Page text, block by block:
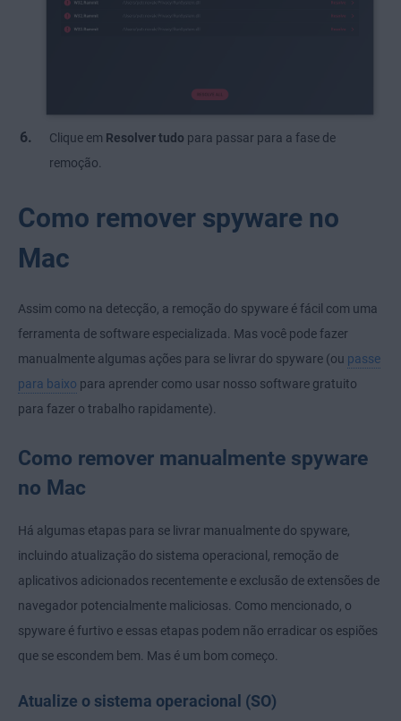
Clique em Resolver tudo para passar para a fase de
remoção.
Como remover spyware no
Mac
Assim como na detecção, a remoção do spyware é fácil com uma
ferramenta de software especializada. Mas você pode fazer
manualmente algumas ações para se livrar do spyware (ou passe
para baixo para aprender como usar nosso software gratuito
para fazer o trabalho rapidamente).
Como remover manualmente spyware
no Mac
Há algumas etapas para se livrar manualmente do spyware,
incluindo atualização do sistema operacional, remoção de
aplicativos adicionados recentemente e exclusão de extensões de
navegador potencialmente maliciosas. Como mencionado, o
spyware é furtivo e essas etapas podem não erradicar os espiões
que se escondem bem. Mas é um bom começo.
Atualize o sistema operacional (SO)